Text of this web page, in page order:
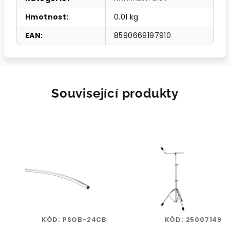
Hmotnost:
0.01 kg
EAN: 8590669197910
Související produkty
KÓD: PSOB-24CB KÓD: 25007149